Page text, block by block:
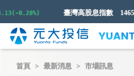
臺灣高股息指數 14655.27
首頁 最新消息 市場訊息